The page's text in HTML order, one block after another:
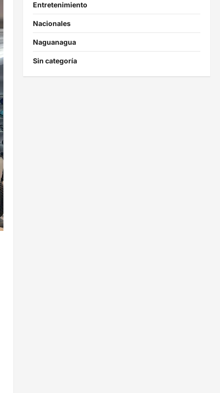
Entretenimiento
Nacionales
Naguanagua
Sin categoría